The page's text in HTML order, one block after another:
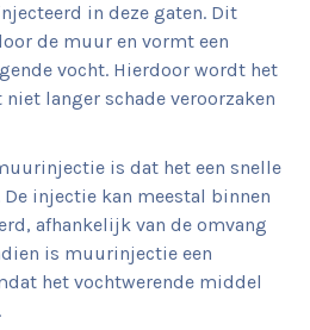
in deze gaten. Dit
de muur en vormt een
vocht. Hierdoor wordt het
langer schade veroorzaken
is dat het een snelle
injectie kan meestal binnen
afhankelijk van de omvang
is muurinjectie een
het vochtwerende middel